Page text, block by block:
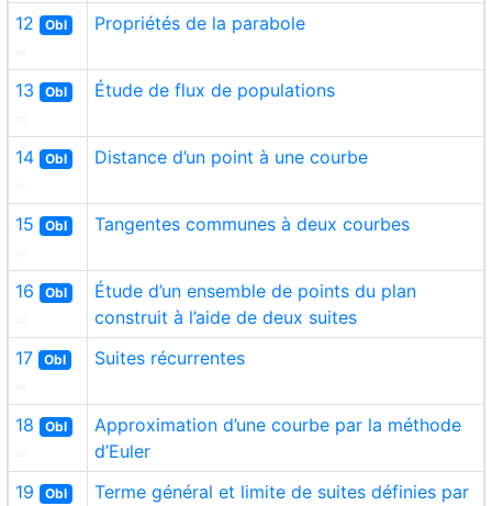
12 Obl Propriétés de la parabole
13 Obl Étude de flux de populations
14 Obl Distance d’un point à une courbe
15 Obl Tangentes communes à deux courbes
16 Obl
Étude d’un ensemble de points du plan
construit à l’aide de deux suites
17 Obl Suites récurrentes
18 Obl
Approximation d’une courbe par la méthode
d’Euler
19 Obl
Terme général et limite de suites définies par